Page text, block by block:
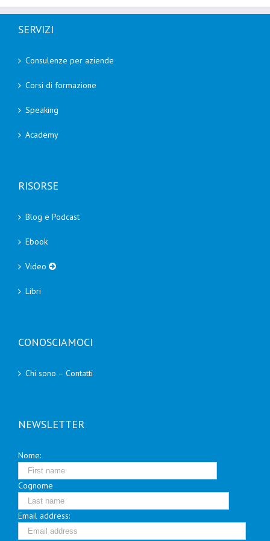
SERVIZI
Consulenze per aziende
Corsi di formazione
Speaking
Academy
RISORSE
Blog e Podcast
Ebook
Video
Libri
CONOSCIAMOCI
Chi sono – Contatti
NEWSLETTER
Nome:
Cognome
Email address: